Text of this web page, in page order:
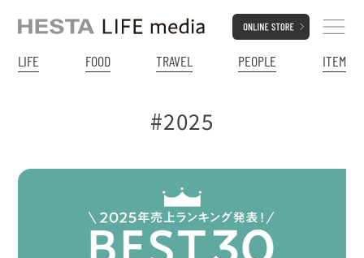
LIFE FOOD TRAVEL PEOPLE ITEM
#2025